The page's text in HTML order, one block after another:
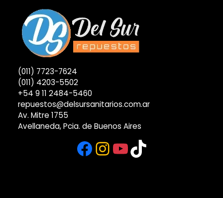
(011) 7723-7624
(011) 4203-5502
+54 9 11 2484-5460
repuestos@delsursanitarios.com.ar
Av. Mitre 1755
Avellaneda, Pcia. de Buenos Aires
Facebook
Instagram
YouTube
TikTok